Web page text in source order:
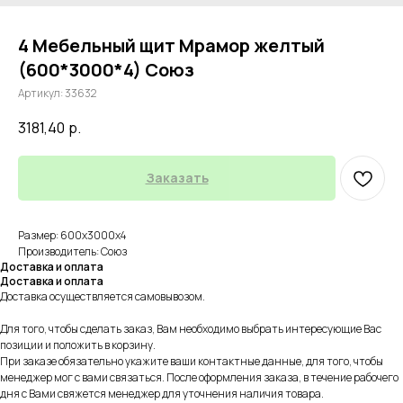
4 Мебельный щит Мрамор желтый
(600*3000*4) Союз
Артикул:33632
3181,40 р.
Заказать
Размер: 600х3000х4
Производитель: Союз
Доставка и оплата
Доставка и оплата
Доставка осуществляется самовывозом.
Для того, чтобы сделать заказ, Вам необходимо выбрать интересующие Вас
позиции и положить в корзину.
При заказе обязательно укажите ваши контактные данные, для того, чтобы
менеджер мог с вами связаться. После оформления заказа, в течение рабочего
дня с Вами свяжется менеджер для уточнения наличия товара.